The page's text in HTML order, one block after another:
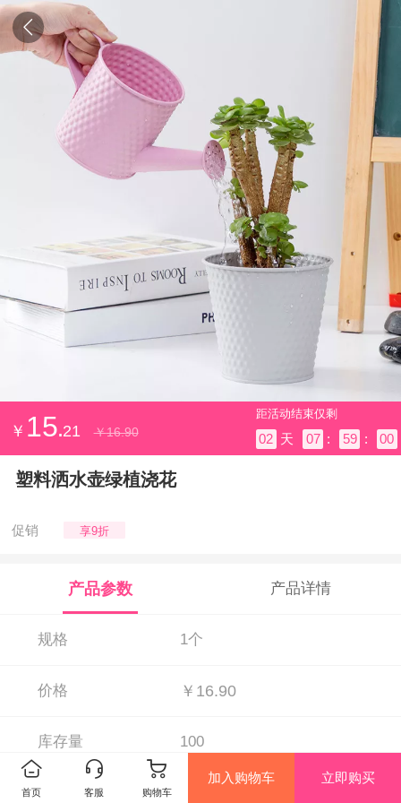
￥ 15.21 ￥16.90
距活动结束仅剩
02 天 07 : 59 : 00
塑料洒水壶绿植浇花
促销 享9折
产品参数 产品详情
规格 1个
价格 ￥16.90
库存量 100
首页 客服 购物车
加入购物车 立即购买